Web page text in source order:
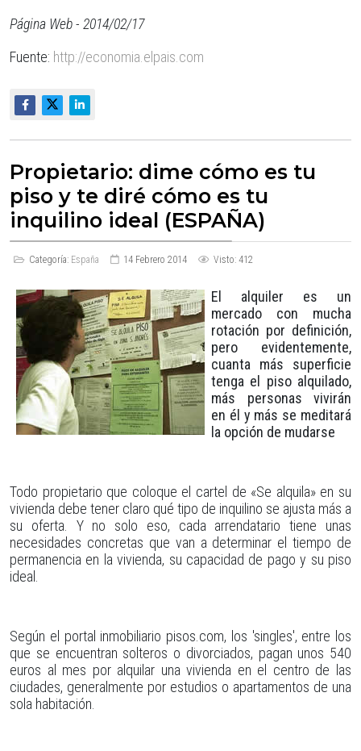
Página Web - 2014/02/17
Fuente: http://economia.elpais.com
Propietario: dime cómo es tu
piso y te diré cómo es tu
inquilino ideal (ESPAÑA)
Categoría: España 14 Febrero 2014 Visto: 412
El alquiler es un
mercado con mucha
rotación por definición,
pero evidentemente,
cuanta más superficie
tenga el piso alquilado,
más personas vivirán
en él y más se meditará
la opción de mudarse
Todo propietario que coloque el cartel de «Se alquila» en su
vivienda debe tener claro qué tipo de inquilino se ajusta más a
su oferta. Y no solo eso, cada arrendatario tiene unas
necesidades concretas que van a determinar el tiempo de
permanencia en la vivienda, su capacidad de pago y su piso
ideal.
Según el portal inmobiliario pisos.com, los 'singles', entre los
que se encuentran solteros o divorciados, pagan unos 540
euros al mes por alquilar una vivienda en el centro de las
ciudades, generalmente por estudios o apartamentos de una
sola habitación.